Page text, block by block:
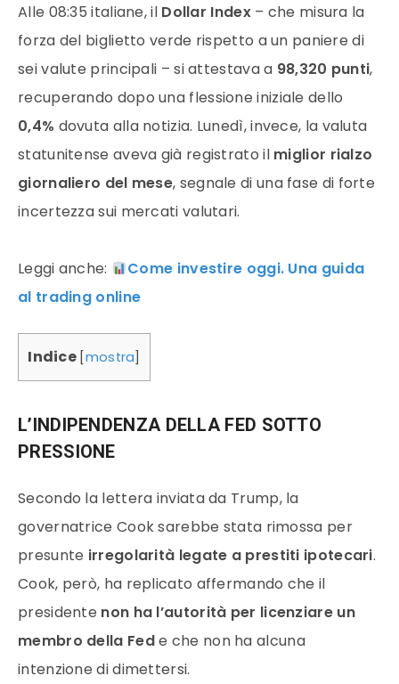
Alle 08:35 italiane, il Dollar Index– che misura la
forza del biglietto verde rispetto a un paniere di
sei valute principali – si attestava a 98,320 punti,
recuperando dopo una flessione iniziale dello
0,4% dovuta alla notizia. Lunedì, invece, la valuta
statunitense aveva già registrato il miglior rialzo
giornaliero del mese, segnale di una fase di forte
incertezza sui mercati valutari.
Leggi anche:
Come investire oggi. Una guida
al trading online
Indice [mostra
L’INDIPENDENZA DELLA FED SOTTO
PRESSIONE
Secondo la lettera inviata da Trump, la
governatrice Cook sarebbe stata rimossa per
presunte irregolarità legate a prestiti ipotecari.
Cook, però, ha replicato affermando che il
presidente non ha l’autorità per licenziare un
membro della Fede che non ha alcuna
intenzione di dimettersi.